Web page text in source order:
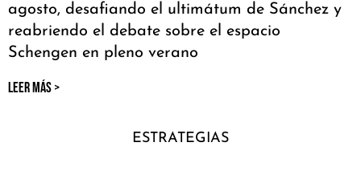
agosto, desafiando el ultimátum de Sánchez y
reabriendo el debate sobre el espacio
Schengen en pleno verano
LEER MÁS >
ESTRATEGIAS